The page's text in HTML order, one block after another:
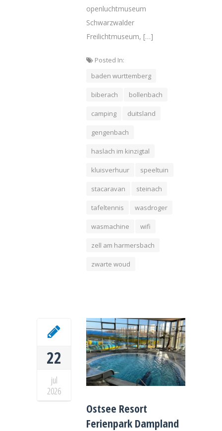
openluchtmuseum
Schwarzwalder
Freilichtmuseum, […]
Posted In:
baden wurttemberg
biberach bollenbach
camping duitsland
gengenbach
haslach im kinzigtal
kluisverhuur speeltuin
stacaravan steinach
tafeltennis wasdroger
wasmachine wifi
zell am harmersbach
zwarte woud
22
jul
2026
Ostsee Resort
Ferienpark Dampland